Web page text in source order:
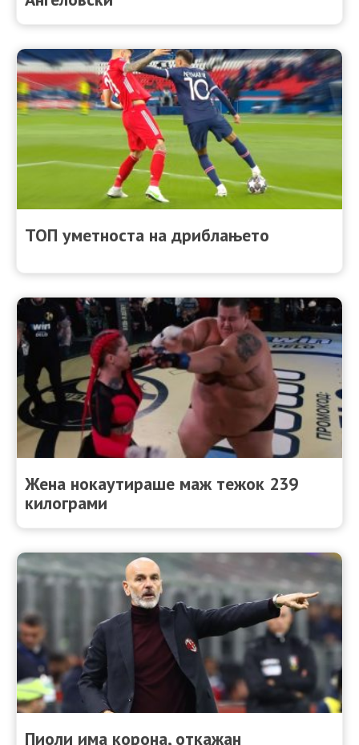
ТОП уметноста на дриблањето
Жена нокаутираше маж тежок 239
килограми
Пиоли има корона, откажан